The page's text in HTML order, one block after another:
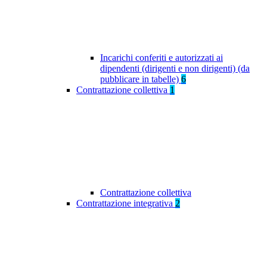
Incarichi conferiti e autorizzati ai
dipendenti (dirigenti e non dirigenti) (da
pubblicare in tabelle) 6
Contrattazione collettiva 1
Contrattazione collettiva
Contrattazione integrativa 2